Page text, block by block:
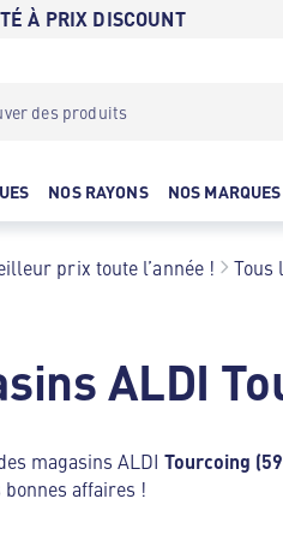
À PRIX DISCOUNT
NOS RAYONS NOS MARQUES
prix toute l’année ! Tous
ALDI
magasins ALDI Tourcoing
affaires !